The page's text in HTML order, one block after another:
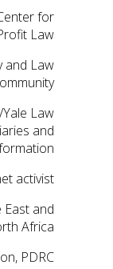
for
Law
and Law
Law
and
activist
and
Africa
PDRC